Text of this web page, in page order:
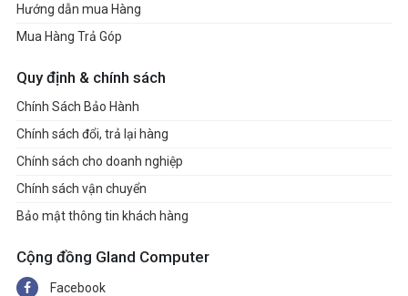
Hướng dẫn mua Hàng
Mua Hàng Trả Góp
Quy định & chính sách
Chính Sách Bảo Hành
Chính sách đổi, trả lại hàng
Chính sách cho doanh nghiệp
Chính sách vận chuyển
Bảo mật thông tin khách hàng
Cộng đồng Gland Computer
Facebook